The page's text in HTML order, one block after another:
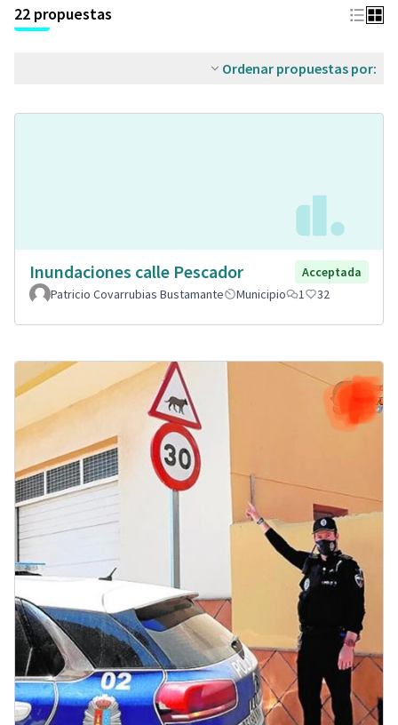
22 propuestas
Ordenar propuestas por:
Inundaciones calle Pescador
Acceptada
Patricio Covarrubias Bustamante
Municipio 1 32